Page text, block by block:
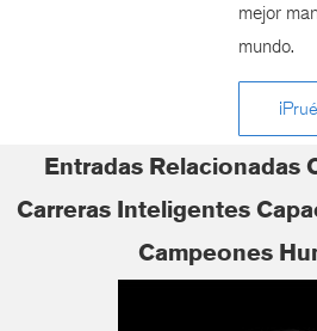
mejor
mundo.
Entradas Relacionadas
Carreras Inteligentes
Campeones